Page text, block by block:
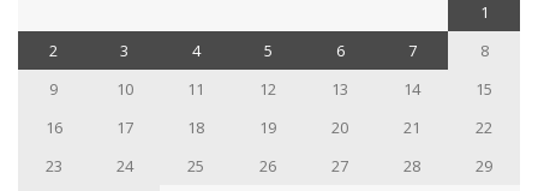
1
2
3 4 5 6 7
8
9
10 11 12 13 14
15
16
17 18 19 20 21
22
23
24 25 26 27 28 29